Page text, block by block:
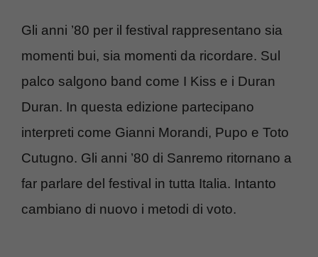
Gli anni ’80 per il festival rappresentano sia
momenti bui, sia momenti da ricordare. Sul
palco salgono band come I Kiss e i Duran
Duran. In questa edizione partecipano
interpreti come Gianni Morandi, Pupo e Toto
Cutugno. Gli anni ’80 di Sanremo ritornano a
far parlare del festival in tutta Italia. Intanto
cambiano di nuovo i metodi di voto.